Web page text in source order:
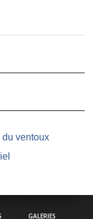
du ventoux
GALERIES